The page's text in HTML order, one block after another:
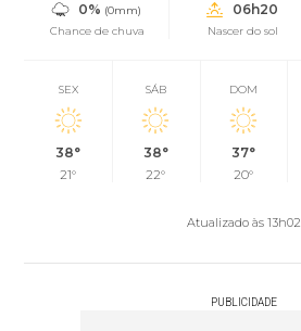
0% (0mm)
Chance de chuva
06h20
Nascer do sol
SEX
38°
21°
SÁB
38°
22°
DOM
37°
20°
Atualizado às 13h02
PUBLICIDADE